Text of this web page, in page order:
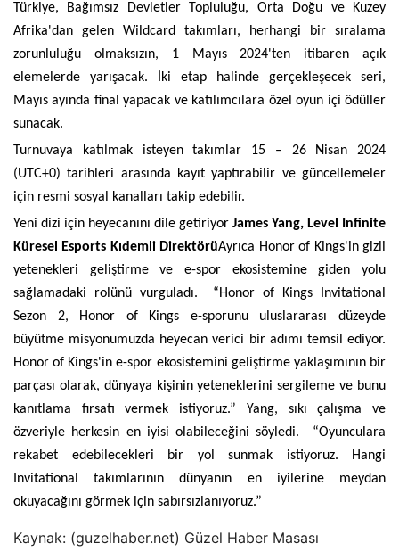
Türkiye, Bağımsız Devletler Topluluğu, Orta Doğu ve Kuzey
Afrika'dan gelen Wildcard takımları, herhangi bir sıralama
zorunluluğu olmaksızın, 1 Mayıs 2024'ten itibaren açık
elemelerde yarışacak. İki etap halinde gerçekleşecek seri,
Mayıs ayında final yapacak ve katılımcılara özel oyun içi ödüller
sunacak.
Turnuvaya katılmak isteyen takımlar 15 – 26 Nisan 2024
(UTC+0) tarihleri ​​arasında kayıt yaptırabilir ve güncellemeler
için resmi sosyal kanalları takip edebilir.
Yeni dizi için heyecanını dile getiriyor James Yang, Level Infinite
Küresel Esports Kıdemli DirektörüAyrıca Honor of Kings'in gizli
yetenekleri geliştirme ve e-spor ekosistemine giden yolu
sağlamadaki rolünü vurguladı.  “Honor of Kings Invitational
Sezon 2, Honor of Kings e-sporunu uluslararası düzeyde
büyütme misyonumuzda heyecan verici bir adımı temsil ediyor.
Honor of Kings'in e-spor ekosistemini geliştirme yaklaşımının bir
parçası olarak, dünyaya kişinin yeteneklerini sergileme ve bunu
kanıtlama fırsatı vermek istiyoruz.” Yang, sıkı çalışma ve
özveriyle herkesin en iyisi olabileceğini söyledi.  “Oyunculara
rekabet edebilecekleri bir yol sunmak istiyoruz. Hangi
Invitational takımlarının dünyanın en iyilerine meydan
okuyacağını görmek için sabırsızlanıyoruz.”
Kaynak: (guzelhaber.net) Güzel Haber Masası